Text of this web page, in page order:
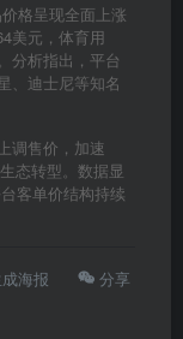
格呈现全面上涨
美元，体育用
分析指出，平台
、迪士尼等知名
调售价，加速
态转型。数据显
客单价结构持续
海报 分享